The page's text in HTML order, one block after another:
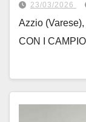
23/03/2026
Azzio
CON I